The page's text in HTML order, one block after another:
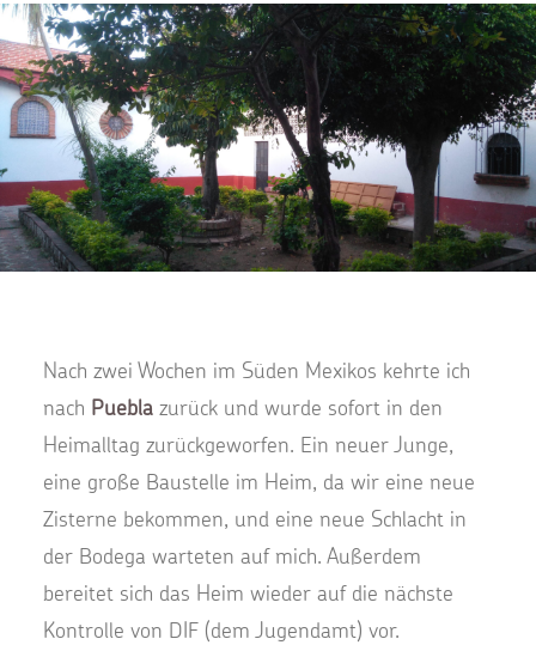
Nach zwei Wochen im Süden Mexikos kehrte ich
nach Puebla zurück und wurde sofort in den
Heimalltag zurückgeworfen. Ein neuer Junge,
eine große Baustelle im Heim, da wir eine neue
Zisterne bekommen, und eine neue Schlacht in
der Bodega warteten auf mich. Außerdem
bereitet sich das Heim wieder auf die nächste
Kontrolle von DIF (dem Jugendamt) vor.